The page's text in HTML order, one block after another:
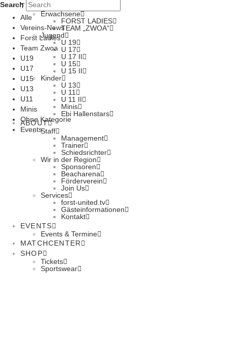
TEAMS
Erwachsene
FORST LADIES
TEAM „ZWOA“
Jugend
U 19
U 17
U 17 II
U 15
U 15 II
Kinder
U 13
U 11
U 11 II
Minis
Ebi Hallenstars
ABOUT
Staff
Management
Trainer
Schiedsrichter
Wir in der Region
Sponsoren
Beacharena
Förderverein
Join Us
Services
forst-united.tv
Gästeinformationen
Kontakt
EVENTS
Events & Termine
MATCHCENTER
SHOP
Tickets
Sportswear
Search
Alle
Vereins-News
Forst Ladies
Team Zwoa
U19
U17
U15
U13
U11
Minis
Ohne Kategorie
Events